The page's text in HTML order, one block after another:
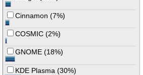
Cinnamon (7%)
COSMIC (2%)
GNOME (18%)
KDE Plasma (30%)